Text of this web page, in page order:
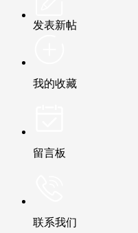
发表新帖
我的收藏
留言板
联系我们